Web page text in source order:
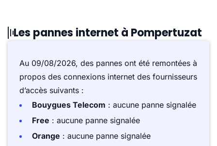
Les pannes internet à Pompertuzat
Au 09/08/2026, des pannes ont été remontées à
propos des connexions internet des fournisseurs
d’accès suivants :
Bouygues Telecom : aucune panne signalée
Free : aucune panne signalée
Orange : aucune panne signalée